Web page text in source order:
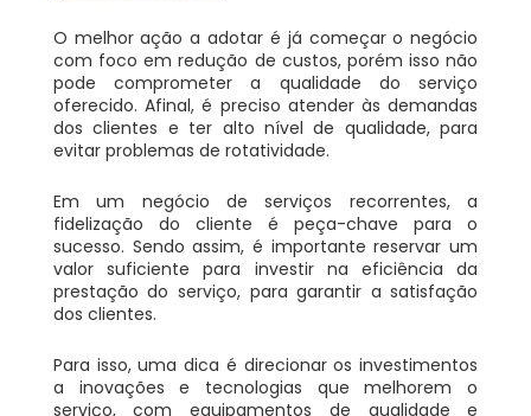
O melhor ação a adotar é já começar o negócio
com foco em redução de custos, porém isso não
pode comprometer a qualidade do serviço
oferecido. Afinal, é preciso atender às demandas
dos clientes e ter alto nível de qualidade, para
evitar problemas de rotatividade.
Em um negócio de serviços recorrentes, a
fidelização do cliente é peça-chave para o
sucesso. Sendo assim, é importante reservar um
valor suficiente para investir na eficiência da
prestação do serviço, para garantir a satisfação
dos clientes.
Para isso, uma dica é direcionar os investimentos
a inovações e tecnologias que melhorem o
serviço, com equipamentos de qualidade e